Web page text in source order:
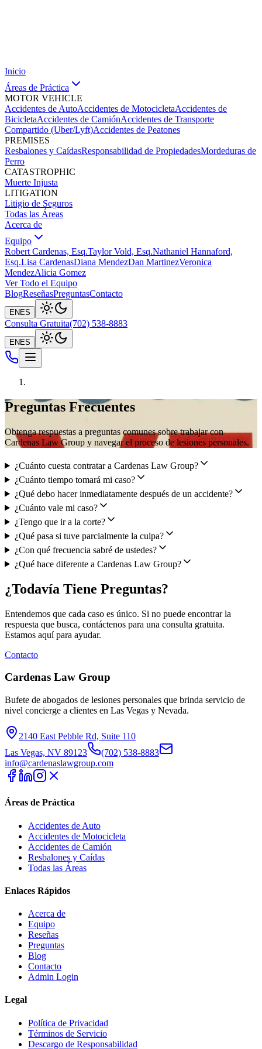
Inicio
Áreas de Práctica
MOTOR VEHICLE
Accidentes de AutoAccidentes de MotocicletaAccidentes de
BicicletaAccidentes de CamiónAccidentes de Transporte
Compartido (Uber/Lyft)Accidentes de Peatones
PREMISES
Resbalones y CaídasResponsabilidad de PropiedadesMordeduras de
Perro
CATASTROPHIC
Muerte Injusta
LITIGATION
Litigio de Seguros
Todas las Áreas
Acerca de
Equipo
Robert Cardenas, Esq.Taylor Vold, Esq.Nathaniel Hannaford,
Esq.Lisa CardenasDiana MendezDan MartinezVeronica
MendezAlicia Gomez
Ver Todo el Equipo
BlogReseñasPreguntasContacto
EN ES
Consulta Gratuita(702) 538-8883
EN ES
Preguntas Frecuentes
Obtenga respuestas a preguntas comunes sobre trabajar con
Cardenas Law Group y navegar el proceso de lesiones personales.
¿Cuánto cuesta contratar a Cardenas Law Group?
¿Cuánto tiempo tomará mi caso?
¿Qué debo hacer inmediatamente después de un accidente?
¿Cuánto vale mi caso?
¿Tengo que ir a la corte?
¿Qué pasa si tuve parcialmente la culpa?
¿Con qué frecuencia sabré de ustedes?
¿Qué hace diferente a Cardenas Law Group?
¿Todavía Tiene Preguntas?
Entendemos que cada caso es único. Si no puede encontrar la
respuesta que busca, contáctenos para una consulta gratuita.
Estamos aquí para ayudar.
Contacto
Cardenas Law Group
Bufete de abogados de lesiones personales que brinda servicio de
nivel concierge a clientes en Las Vegas y Nevada.
2140 East Pebble Rd, Suite 110
Las Vegas, NV 89123
(702) 538-8883
info@cardenaslawgroup.com
Áreas de Práctica
Accidentes de Auto
Accidentes de Motocicleta
Accidentes de Camión
Resbalones y Caídas
Todas las Áreas
Enlaces Rápidos
Acerca de
Equipo
Reseñas
Preguntas
Blog
Contacto
Admin Login
Legal
Política de Privacidad
Términos de Servicio
Descargo de Responsabilidad